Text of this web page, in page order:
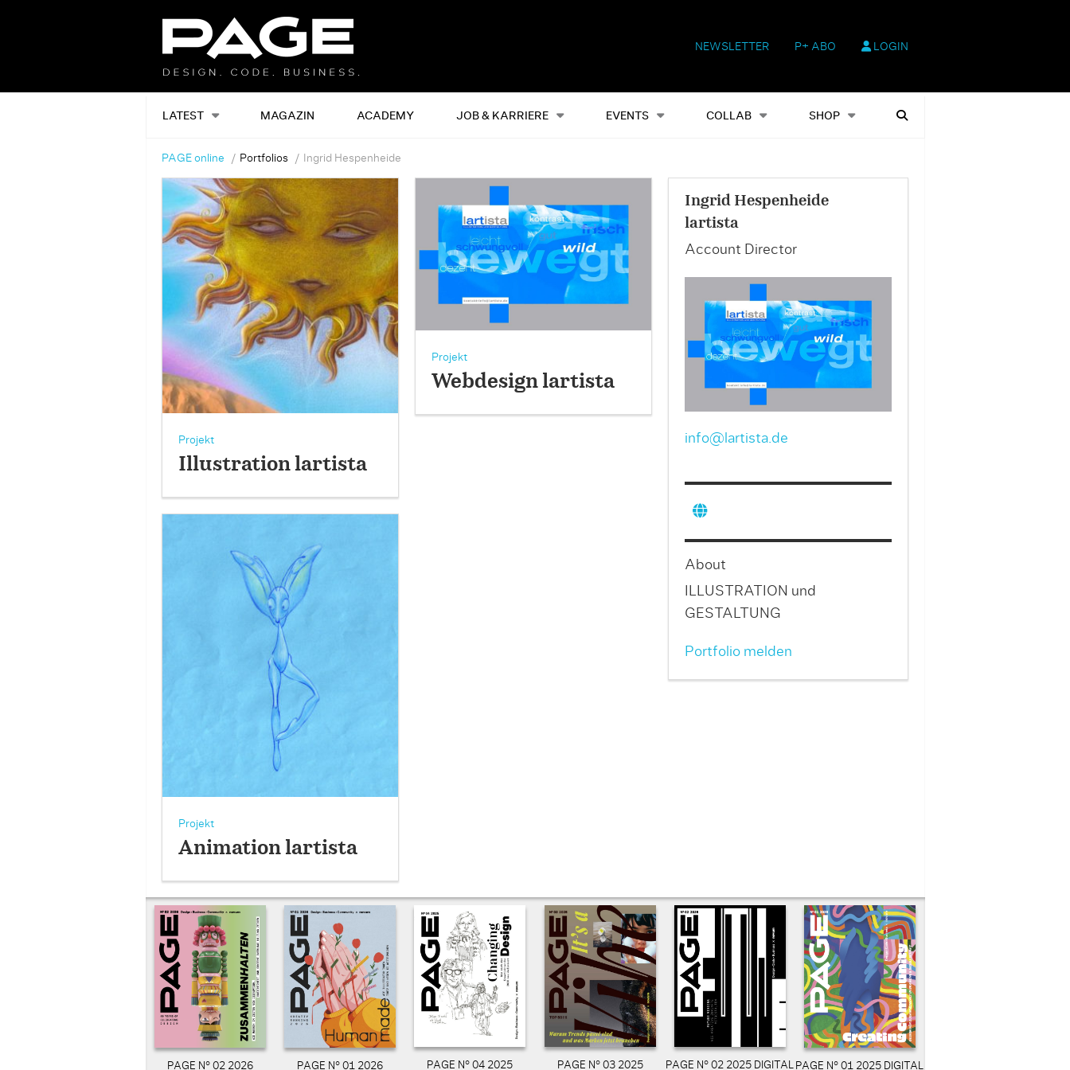
NEWSLETTER P+ ABO LOGIN
LATEST MAGAZIN ACADEMY JOB & KARRIERE EVENTS COLLAB SHOP
Alles Events Shop Heftausgaben Suchen
PAGE online Portfolios Ingrid Hespenheide
Projekt
Illustration lartista
Projekt
Webdesign lartista
Projekt
Animation lartista
Ingrid Hespenheide
lartista
Account Director
info@lartista.de
About
ILLUSTRATION und
GESTALTUNG
Portfolio melden
PAGE N° 02 2026 PAGE N° 01 2026 PAGE N° 04 2025 PAGE N° 03 2025 PAGE N° 02 2025 DIGITAL PAGE N° 01 2025 DIGITAL